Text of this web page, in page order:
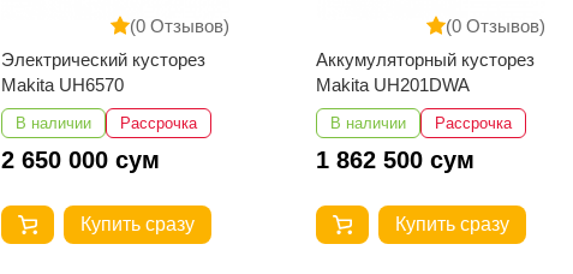
(0 Отзывов)
Электрический кусторез
Makita UH6570
В наличии Рассрочка
2 650 000 сум
Купить сразу
(0 Отзывов)
Аккумуляторный кусторез
Makita UH201DWA
В наличии Рассрочка
1 862 500 сум
Купить сразу